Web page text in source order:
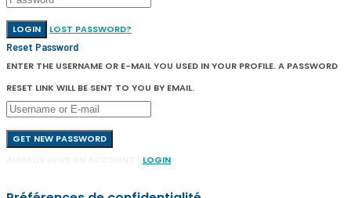
LOGIN LOST PASSWORD?
Reset Password
ENTER THE USERNAME OR E-MAIL YOU USED IN YOUR PROFILE. A PASSWORD
RESET LINK WILL BE SENT TO YOU BY EMAIL.
GET NEW PASSWORD
LOGIN